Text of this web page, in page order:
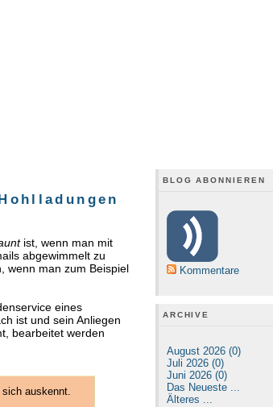
ist, wenn man mit
abgewimmelt zu
wenn man zum Beispiel
eines
ist und sein Anliegen
bearbeitet werden
auskennt.
BLOG ABONNIEREN
Kommentare
ARCHIVE
August 2026 (0)
Juli 2026 (0)
Juni 2026 (0)
Das Neueste ...
Älteres ...